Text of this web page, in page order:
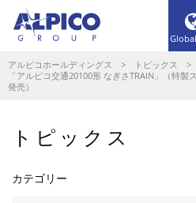
アルピコホールディングス > トピックス >
「アルピコ交通20100形 なぎさTRAIN」（特
発売）
トピックス
カテゴリー